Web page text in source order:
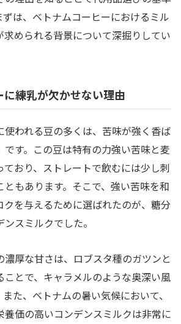
は、ベトナムコーヒーにおけるミル
求められる背景について深掘りしてい
練乳が欠かせない理由
使われる豆の多くは、苦味が強く香ば
です。この豆は特有の力強い苦味と麦
ており、ストレートで飲むには少し刺
もあります。そこで、強い苦味を和
クを与えるために選ばれたのが、糖分
スミルクでした。
濃厚な甘さは、ロブスタ種のガツンと
ことで、キャラメルのような奥深い風
た、ベトナムの暑い気候において、
養価の高いコンデンスミルクは非常に